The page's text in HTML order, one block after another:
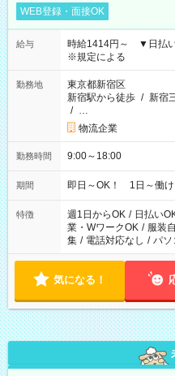
WEB登録・面接OK
給与
時給1414円～ ▼日払
※規定による
勤務地
東京都新宿区
新宿駅から徒歩 / 新宿
/ …
物流企業
勤務時間 9:00～18:00
期間 即日～OK！ 1日～働け
特徴 週1日からOK / 日払い
業・WワークOK / 服装
集 / 電話対応なし / パソ
気になる！